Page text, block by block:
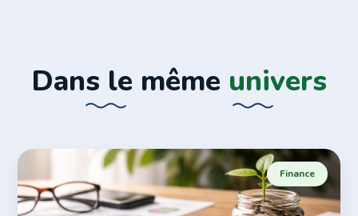
Dans le même univers
Finance